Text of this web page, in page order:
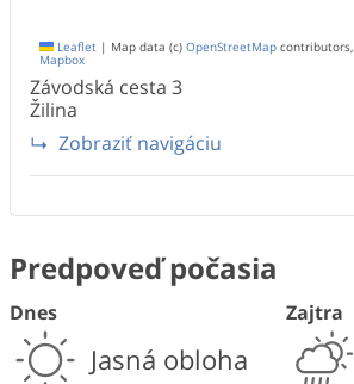
Leaflet | Map data (c) OpenStreetMap contributors,
Mapbox
Závodská cesta 3
Žilina
Zobraziť navigáciu
Predpoveď počasia
Dnes
Jasná obloha
Zajtra